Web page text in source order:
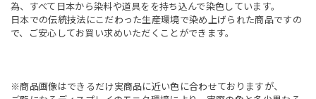
為、すべて日本から染料や道具をを持ち込んで染色しています。
日本での伝統技法にこだわった生産環境で染め上げられた商品ですの
で、ご安心してお買い求めいただくことができます。
※商品画像はできるだけ実商品に近い色に合わせておりますが、